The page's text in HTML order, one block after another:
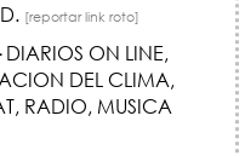
[reportar link roto]
DIARIOS ON LINE,
DEL CLIMA,
RADIO, MUSICA